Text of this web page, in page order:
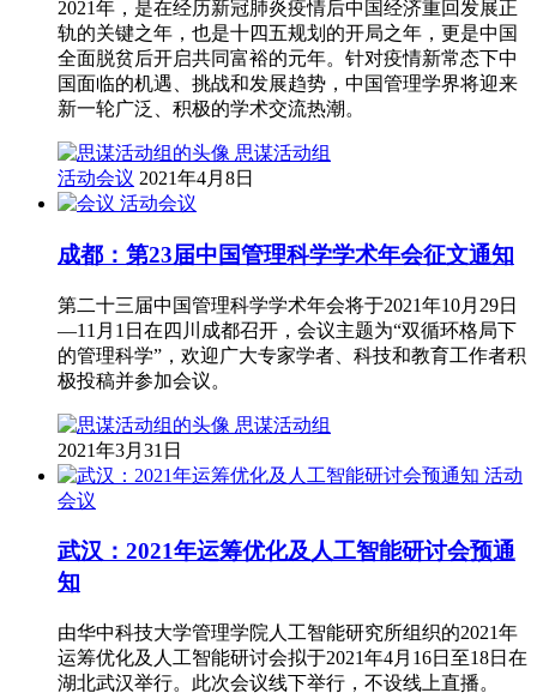
2021年，是在经历新冠肺炎疫情后中国经济重回发展正
轨的关键之年，也是十四五规划的开局之年，更是中国
全面脱贫后开启共同富裕的元年。针对疫情新常态下中
国面临的机遇、挑战和发展趋势，中国管理学界将迎来
新一轮广泛、积极的学术交流热潮。
思谋活动组
活动会议 2021年4月8日
活动会议
成都：第23届中国管理科学学术年会征文通知
第二十三届中国管理科学学术年会将于2021年10月29日
—11月1日在四川成都召开，会议主题为“双循环格局下
的管理科学”，欢迎广大专家学者、科技和教育工作者积
极投稿并参加会议。
思谋活动组
2021年3月31日
活动
会议
武汉：2021年运筹优化及人工智能研讨会预通
知
由华中科技大学管理学院人工智能研究所组织的2021年
运筹优化及人工智能研讨会拟于2021年4月16日至18日在
湖北武汉举行。此次会议线下举行，不设线上直播。